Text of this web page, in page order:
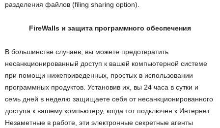
разделения файлов (filing sharing option).
FireWalls и защита программного обеспечения
В большинстве случаев, вы можете предотвратить
несанкционированный доступ к вашей компьютерной системе
при помощи нижеприведенных, простых в использовании
программных продуктов. Установив их, вы 24 часа в сутки и
семь дней в неделю защищаете себя от несанкционированного
доступа к вашему компьютеру, когда тот подключен к Интернет.
Незаметные в работе, эти электронные секретные агенты